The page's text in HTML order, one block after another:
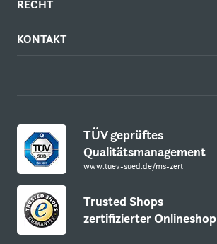
RECHT
KONTAKT
TÜV geprüftes
Qualitätsmanagement
www.tuev-sued.de/ms-zert
Trusted Shops
zertifizierter Onlineshop